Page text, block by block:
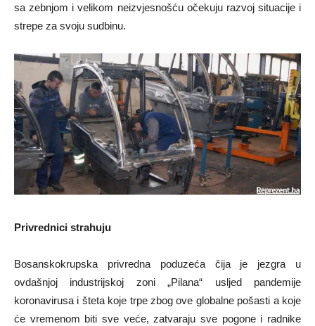
sa zebnjom i velikom neizvjesnošću očekuju razvoj situacije i
strepe za svoju sudbinu.
Privrednici strahuju
Bosanskokrupska privredna poduzeća čija je jezgra u
ovdašnjoj industrijskoj zoni „Pilana“ usljed pandemije
koronavirusa i šteta koje trpe zbog ove globalne pošasti a koje
će vremenom biti sve veće, zatvaraju sve pogone i radnike